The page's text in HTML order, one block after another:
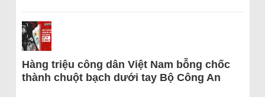
Hàng triệu công dân Việt Nam bỗng chốc
thành chuột bạch dưới tay Bộ Công An